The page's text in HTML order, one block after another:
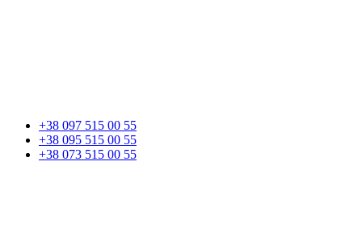
+38 097 515 00 55
+38 095 515 00 55
+38 073 515 00 55